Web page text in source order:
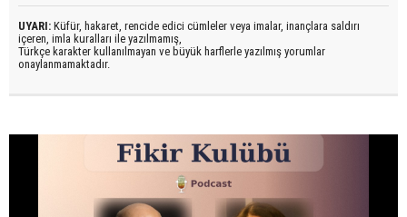
UYARI: Küfür, hakaret, rencide edici cümleler veya imalar, inançlara saldırı
içeren, imla kuralları ile yazılmamış,
Türkçe karakter kullanılmayan ve büyük harflerle yazılmış yorumlar
onaylanmamaktadır.